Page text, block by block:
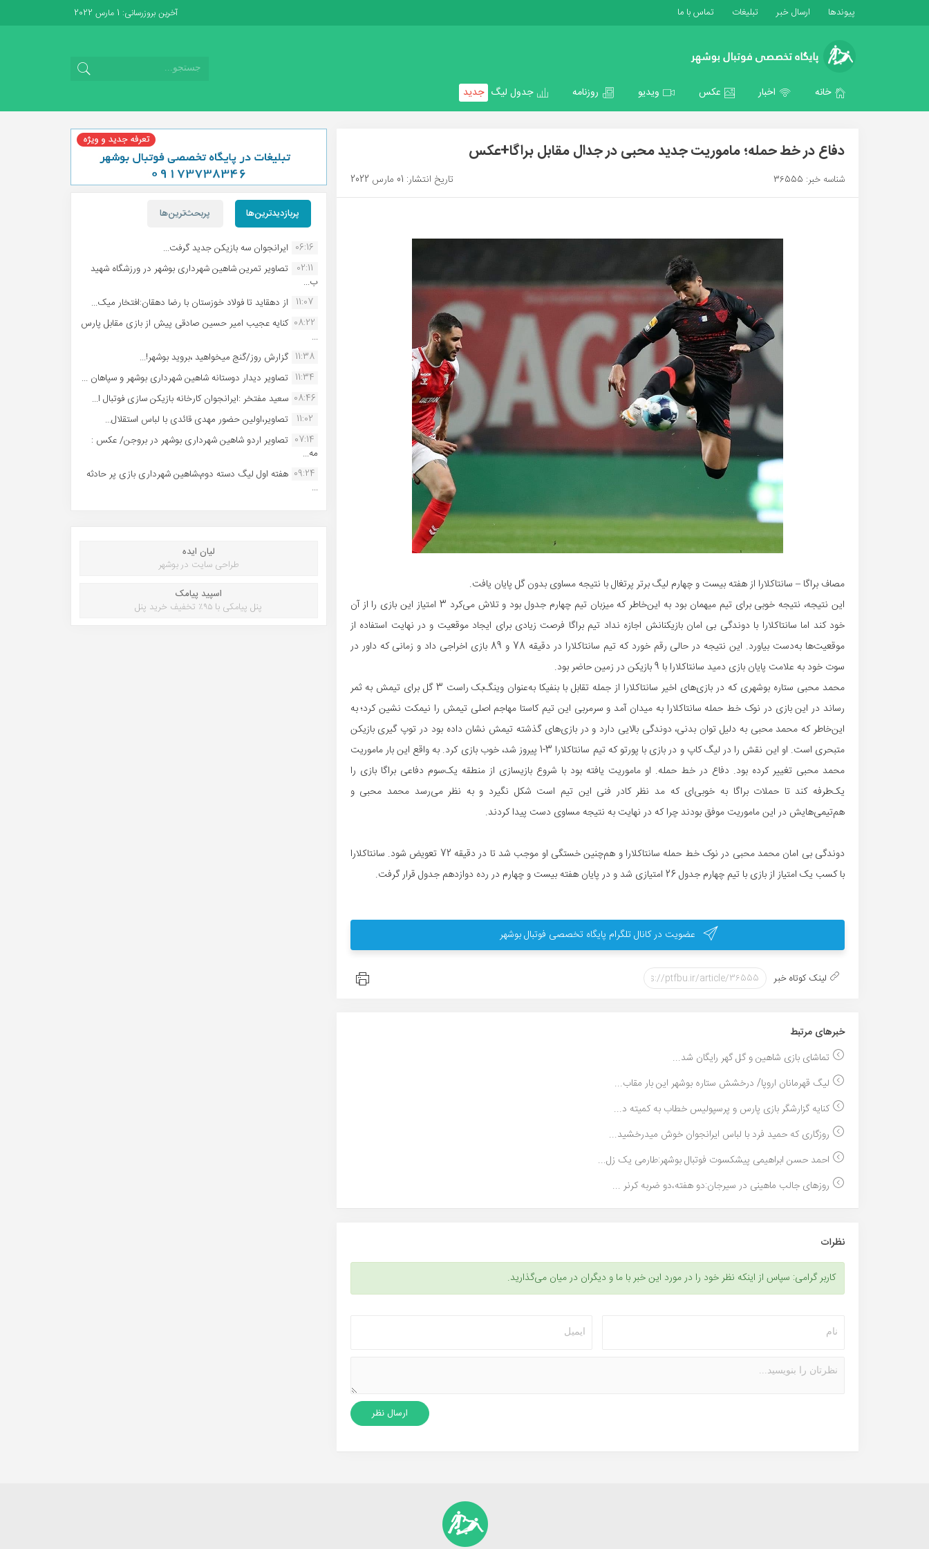
پیوندها ارسال خبر تبلیغات تماس با ما آخرین بروزرسانی: 1 مارس 2022
خانه اخبار عکس ویدیو روزنامه جدول لیگ جدید
دفاع در خط حمله؛ ماموریت جدید محبی در جدال مقابل براگا+عکس
شناسه خبر: 36555 تاریخ انتشار: 01 مارس 2022
مصاف براگا – سانتاکلارا از هفته بیست و چهارم لیگ برتر پرتغال با نتیجه مساوی بدون گل پایان یافت.
این نتیجه، نتیجه خوبی برای تیم میهمان بود به این‌خاطر که میزبان تیم چهارم جدول بود و تلاش می‌کرد 3 امتیاز این بازی را از آن
خود کند اما سانتاکلارا با دوندگی بی امان بازیکنانش اجازه نداد تیم براگا فرصت زیادی برای ایجاد موقعیت و در نهایت استفاده از
موقعیت‌ها به‌دست بیاورد. این نتیجه در حالی رقم خورد که تیم سانتاکلارا در دقیقه 78 ‌و 89 بازی اخراجی داد و زمانی که داور در
سوت خود به علامت پایان بازی دمید سانتاکلارا با 9 بازیکن در زمین حاضر بود.
محمد محبی ستاره بوشهری که در بازی‌های اخیر سانتاکلارا از جمله تقابل با بنفیکا به‌عنوان وینگ‌بک راست 3 گل برای تیمش به ثمر
رساند در این بازی در نوک خط حمله سانتاکلارا به میدان آمد و سرمربی این تیم کاستا مهاجم اصلی تیمش را نیمکت نشین کرد؛ به
این‌خاطر که محمد محبی به دلیل توان بدنی، دوندگی بالایی دارد و در بازی‌های گذشته تیمش نشان داده بود در توپ گیری بازیکن
متبحری است. او این نقش را در لیگ کاپ و در بازی با پورتو که تیم سانتاکلارا 3-1 پیروز شد، خوب بازی کرد. به واقع این بار ماموریت
محمد محبی تغییر کرده بود. دفاع در خط حمله. او ماموریت یافته بود با شروع بازیسازی از منطقه یک‌سوم دفاعی براگا بازی را
یک‌طرفه کند تا حملات براگا به خوبی‌ای که مد نظر کادر فنی این تیم است شکل نگیرد و به نظر می‌رسد محمد محبی و
هم‌تیمی‌هایش در این ماموریت موفق بودند چرا که در نهایت به نتیجه مساوی دست پیدا کردند.
دوندگی بی امان محمد محبی در نوک خط حمله سانتاکلارا و هم‌چنین خستگی او موجب شد تا در دقیقه 72 تعویض شود. سانتاکلارا
با کسب یک امتیاز از بازی با تیم چهارم جدول 26 امتیازی شد و در پایان هفته بیست و چهارم در رده دوازدهم جدول قرار گرفت.
عضویت در کانال تلگرام پایگاه تخصصی فوتبال بوشهر
لینک کوتاه خبر
خبر‌های مرتبط
تماشای بازی شاهین و گل گهر رایگان شد...
لیگ قهرمانان اروپا/ درخشش ستاره بوشهر این بار مقاب...
کنایه گزارشگر بازی پارس و پرسپولیس خطاب به کمیته د...
روزگاری که حمید فرد با لباس ایرانجوان خوش میدرخشید...
احمد حسن ابراهیمی پیشکسوت فوتبال بوشهر:طارمی یک زل...
روزهای جالب ماهینی در سیرجان:دو هفته،دو ضربه کرنر ...
نظرات
کاربر گرامی: سپاس از اینکه نظر خود را در مورد این خبر با ما و دیگران در میان می‌گذارید.
پربازدیدترین‌ها پربحث‌ترین‌ها
06:16 ایرانجوان سه بازیکن جدید گرفت...
02:11
تصاویر تمرین شاهین شهردارى بوشهر در ورزشگاه شهید
ب...
11:07 از دهقاید تا فولاد خوزستان با رضا دهقان:افتخار میک...
08:22 کنایه عجیب امیر حسین صادقی پیش از بازی مقابل پارس
...
11:38 گزارش روز/گنج میخواهید ،بروید بوشهر!...
11:34 تصاویر دیدار دوستانه شاهین شهردارى بوشهر و سپاهان ...
08:46 سعید مفتخر :ایرانجوان کارخانه بازیکن سازی فوتبال ا...
11:02
تصاویر،اولین حضور مهدی قائدی با لباس استقلال...
07:14 تصاویر اردو شاهین شهرداری بوشهر در بروجن/ عکس :
مه...
09:24 هفته اول لیگ دسته دوم،شاهین شهرداری بازی پر حادثه
...
لیان ایده
طراحی سایت در بوشهر
اسپید پیامک
پنل پیامکی با ۹۵٪ تخفیف خرید پنل